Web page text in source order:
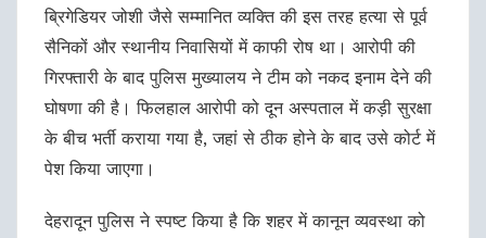
ब्रिगेडियर जोशी जैसे सम्मानित व्यक्ति की इस तरह हत्या से पूर्व
सैनिकों और स्थानीय निवासियों में काफी रोष था। आरोपी की
गिरफ्तारी के बाद पुलिस मुख्यालय ने टीम को नकद इनाम देने की
घोषणा की है। फिलहाल आरोपी को दून अस्पताल में कड़ी सुरक्षा
के बीच भर्ती कराया गया है, जहां से ठीक होने के बाद उसे कोर्ट में
पेश किया जाएगा।
देहरादून पुलिस ने स्पष्ट किया है कि शहर में कानून व्यवस्था को